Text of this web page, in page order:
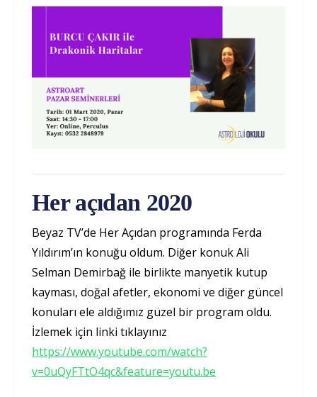
Her açıdan 2020
Beyaz TV’de Her Açıdan programında Ferda
Yıldırım’ın konuğu oldum. Diğer konuk Ali
Selman Demirbağ ile birlikte manyetik kutup
kayması, doğal afetler, ekonomi ve diğer güncel
konuları ele aldığımız güzel bir program oldu.
İzlemek için linki tıklayınız
https://www.youtube.com/watch?
v=0uQyFTtO4qc&feature=youtu.be